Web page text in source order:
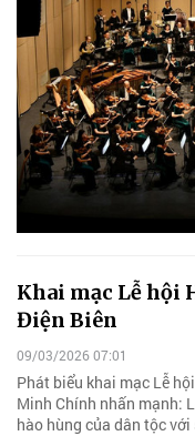
Khai mạc Lễ hội
Điện Biên
09/03/2026 07:01
Phát biểu khai mạc Lễ
Minh Chính nhấn mạnh:
hào hùng của dân tộc